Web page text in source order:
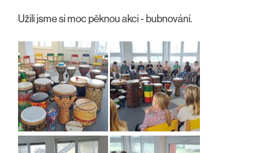
Užili jsme si moc pěknou akci - bubnování.